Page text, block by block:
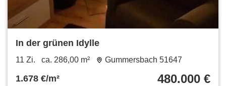
In der grünen Idylle
11 Zi. ca. 286,00 m² Gummersbach 51647
1.678 €/m² 480.000 €